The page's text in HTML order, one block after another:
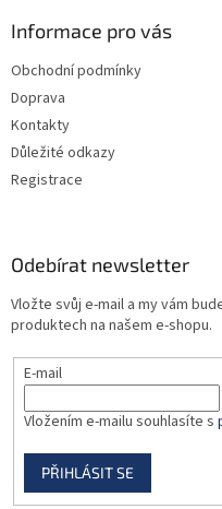
Informace pro vás
Obchodní podmínky
Doprava
Kontakty
Důležité odkazy
Registrace
Odebírat newsletter
Vložte svůj e-mail a my vám
produktech na našem e-shopu.
E-mail
Vložením e-mailu souhlasíte s
PŘIHLÁSIT SE